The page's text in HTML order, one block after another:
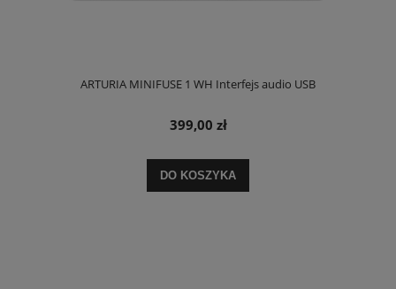
ARTURIA MINIFUSE 1 WH Interfejs audio USB
399,00 zł
DO KOSZYKA